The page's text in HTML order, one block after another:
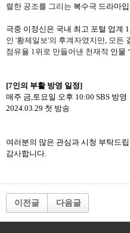
렬한 공조를 그리는 복수극 드라마
극중 이정신은 국내 최고 포털 업계 1
인 '황제일보'의 후계자였지만 모든
점유율 1 위로 만들어낸 천재적 인물
[7인의 부활 방영 일정]
매주 금 토요일 오후 10:00 SBS 방영
2024.03.29 첫 방송
여러분의 많은 관심과 시청 부탁드
감사합니다
이전글 다음글